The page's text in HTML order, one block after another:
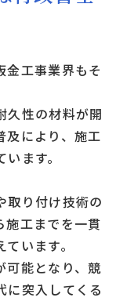
金工事業界もそ
久性の材料が開
及により、施工
ます。
取り付け技術の
施工までを一貫
います。
可能となり、競
に突入してくる